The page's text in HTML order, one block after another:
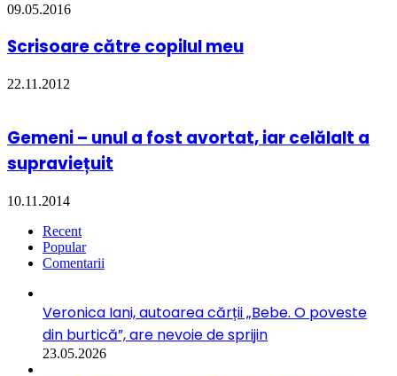
09.05.2016
Scrisoare către copilul meu
22.11.2012
Gemeni – unul a fost avortat, iar celălalt a
supraviețuit
10.11.2014
Recent
Popular
Comentarii
Veronica Iani, autoarea cărții „Bebe. O poveste
din burtică”, are nevoie de sprijin
23.05.2026